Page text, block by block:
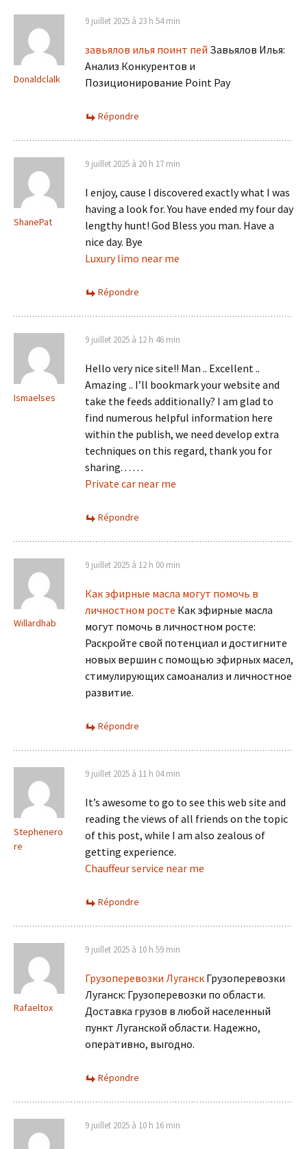
Donaldclalk
9 juillet 2025 à 23 h 54 min
завьялов илья поинт пей Завьялов Илья:
Анализ Конкурентов и
Позиционирование Point Pay
Répondre
ShanePat
9 juillet 2025 à 20 h 17 min
I enjoy, cause I discovered exactly what I was
having a look for. You have ended my four day
lengthy hunt! God Bless you man. Have a
nice day. Bye
Luxury limo near me
Répondre
Ismaelses
9 juillet 2025 à 12 h 46 min
Hello very nice site!! Man .. Excellent ..
Amazing .. I’ll bookmark your website and
take the feeds additionally? I am glad to
find numerous helpful information here
within the publish, we need develop extra
techniques on this regard, thank you for
sharing. . . . . .
Private car near me
Répondre
Willardhab
9 juillet 2025 à 12 h 00 min
Как эфирные масла могут помочь в
личностном росте Как эфирные масла
могут помочь в личностном росте:
Раскройте свой потенциал и достигните
новых вершин с помощью эфирных масел,
стимулирующих самоанализ и личностное
развитие.
Répondre
Stephenero
re
9 juillet 2025 à 11 h 04 min
It’s awesome to go to see this web site and
reading the views of all friends on the topic
of this post, while I am also zealous of
getting experience.
Chauffeur service near me
Répondre
Rafaeltox
9 juillet 2025 à 10 h 59 min
Грузоперевозки Луганск Грузоперевозки
Луганск: Грузоперевозки по области.
Доставка грузов в любой населенный
пункт Луганской области. Надежно,
оперативно, выгодно.
Répondre
9 juillet 2025 à 10 h 16 min